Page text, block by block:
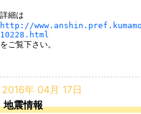
http://
10228.html
をご覧下さい。
2016年 04月 17日
地震情報